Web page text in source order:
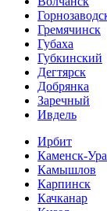
Гремячинск
Губаха
Губкинский
Дегтярск
Добрянка
Заречный
Ивдель
Ирбит
Каменск-
Камышлов
Карпинск
Качканар